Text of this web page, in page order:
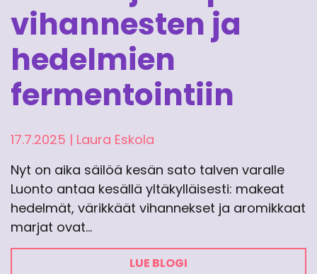
vihannesten ja
hedelmien
fermentointiin
17.7.2025 | Laura Eskola
Nyt on aika säilöä kesän sato talven varalle
Luonto antaa kesällä yltäkylläisesti: makeat
hedelmät, värikkäät vihannekset ja aromikkaat
marjat ovat…
LUE BLOGI